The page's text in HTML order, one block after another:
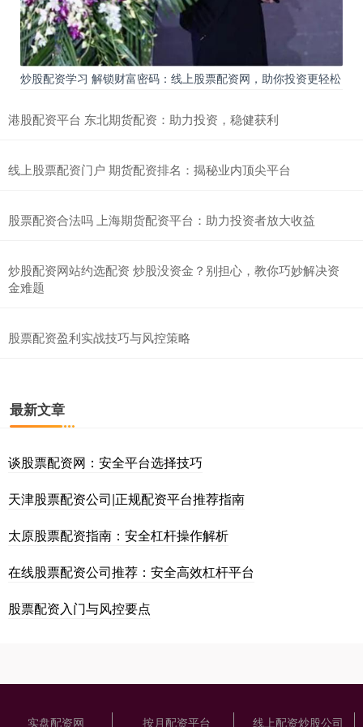
炒股配资学习 解锁财富密码：线上股票配资网，助你投资更轻松
港股配资平台 东北期货配资：助力投资，稳健获利
线上股票配资门户 期货配资排名：揭秘业内顶尖平台
股票配资合法吗 上海期货配资平台：助力投资者放大收益
炒股配资网站约选配资 炒股没资金？别担心，教你巧妙解决资
金难题
股票配资盈利实战技巧与风控策略
最新文章
谈股票配资网：安全平台选择技巧
天津股票配资公司|正规配资平台推荐指南
太原股票配资指南：安全杠杆操作解析
在线股票配资公司推荐：安全高效杠杆平台
股票配资入门与风控要点
实盘配资网 按月配资平台 线上配资炒股公司